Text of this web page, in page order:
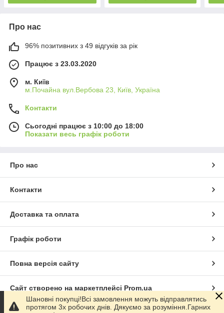
Про нас
96% позитивних з 49 відгуків за рік
Працює з 23.03.2020
м. Київ
м.Почайна вул.Вербова 23, Київ, Україна
Контакти
Сьогодні працює з 10:00 до 18:00
Показати весь графік роботи
Про нас
Контакти
Доставка та оплата
Графік роботи
Повна версія сайту
Сайт створено на маркетплейсі Prom.ua
Шановні покупці!Всі замовлення можуть відправлятись
протягом 3х робочих днів. Дякуємо за розуміння.Гарних